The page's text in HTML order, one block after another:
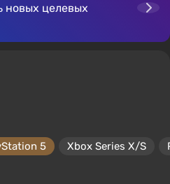
новых целевых
5 Xbox Series X/S